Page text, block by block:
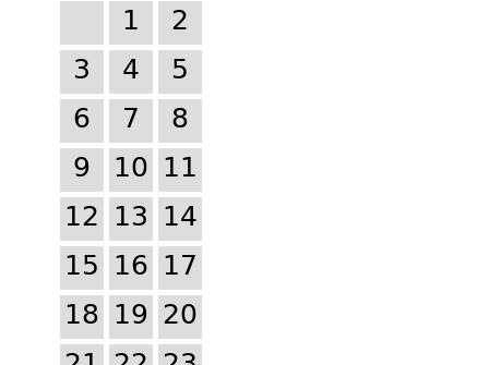
1
2
3
4
5
6
7
8
9
10 11
12 13 14
15 16 17
18 19 20